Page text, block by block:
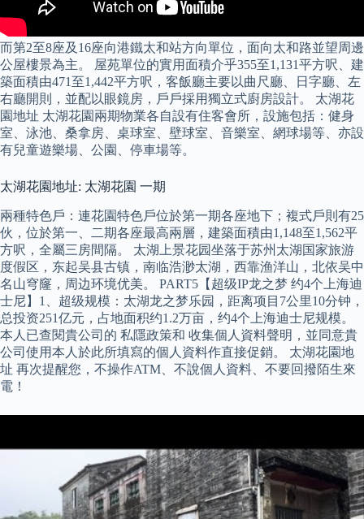
而第2至8座及16座向港鐵太和站方向單位，面向太和路並望周邊
公屋樓景為主。 屋苑單位的實用面積介乎355至1,131平方呎、建
築面積由471至1,442平方呎，客飯廳主要以曲尺廳、日字廳、左
右廳開則，並配以眼鏡房，戶戶採用獨立式廚房設計。 太湖花
園地址 太湖花園兩期物業各自設有住客會所，設施包括：健身
室、泳池、桑拿房、桌球室、壁球室、音樂室、網球場等、亦設
有兒童遊樂場、公園、停車場等。
太湖花園地址: 太湖花園 一期
兩種特色戶：連花園特色戶位於第一期各座地下；複式戶則有25
伙，位於第一、二期各座最高兩層，建築面積由1,148至1,562平
方呎，全屬三房間隔。 太湖上景花园坐落于苏州太湖国家旅游
度假区，东起吴县古镇，南临浩渺太湖，西靠渔洋山，北依吴中
名山穹窿，周边环境优美。 PART5【超级IP龙之梦 约4个上海迪
士尼】1、超级规模：太湖龙之梦乐园，距离项目7公里10分钟，
总投资251亿元，占地面积约1.2万亩，约4个上海迪士尼规模。
本人已查閱貴公司的 私隱政策和 收集個人資料聲明，並同意貴
公司使用本人於此所填寫的個人資料作直接促銷。 太湖花園地
址 再次提醒您，不操作ATM、不說個人資料、不要回撥陌生來
電！